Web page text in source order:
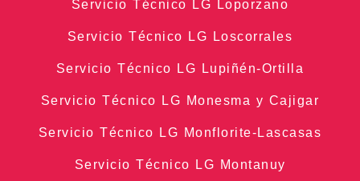
Servicio Técnico LG Loporzano
Servicio Técnico LG Loscorrales
Servicio Técnico LG Lupiñén-Ortilla
Servicio Técnico LG Monesma y Cajigar
Servicio Técnico LG Monflorite-Lascasas
Servicio Técnico LG Montanuy